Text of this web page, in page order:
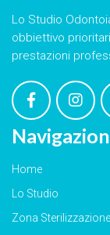
Lo Studio
obbiettivo
prestazioni
Home
Lo Studio
Zona Sterilizzazione